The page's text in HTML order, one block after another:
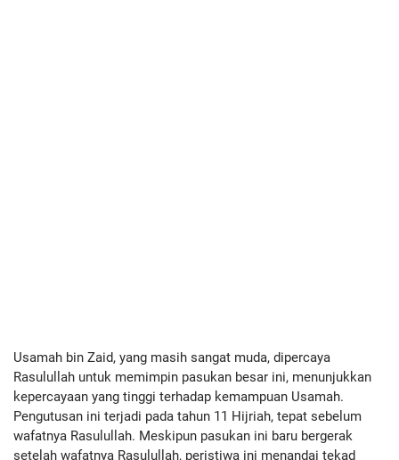
Usamah bin Zaid, yang masih sangat muda, dipercaya
Rasulullah untuk memimpin pasukan besar ini, menunjukkan
kepercayaan yang tinggi terhadap kemampuan Usamah.
Pengutusan ini terjadi pada tahun 11 Hijriah, tepat sebelum
wafatnya Rasulullah. Meskipun pasukan ini baru bergerak
setelah wafatnya Rasulullah, peristiwa ini menandai tekad